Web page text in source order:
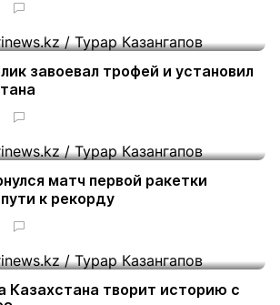
завоевал трофей и установил
матч первой ракетки
к рекорду
Казахстана творит историю с